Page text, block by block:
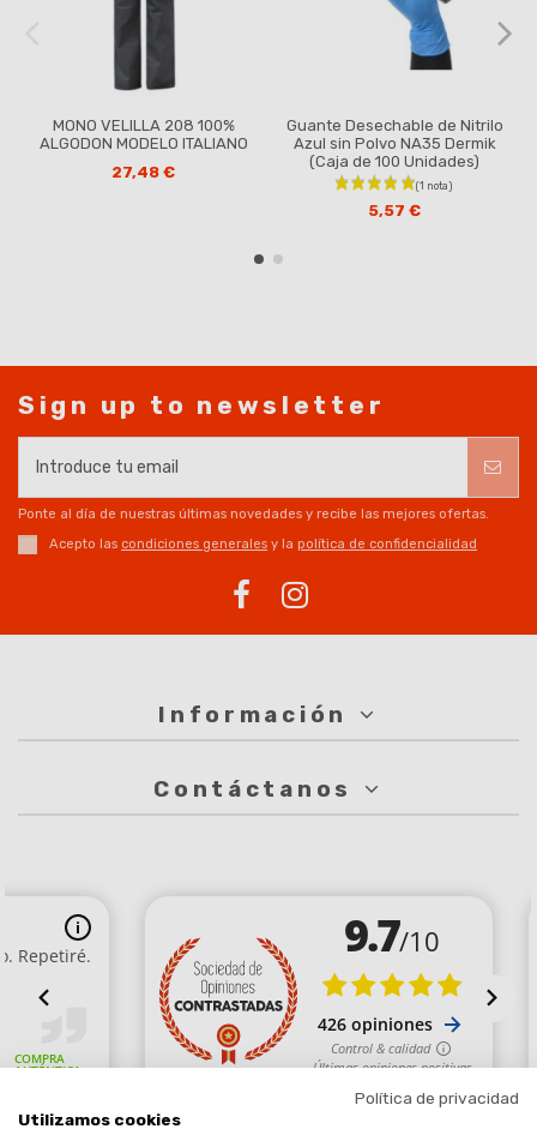
MONO VELILLA 208 100%
ALGODON MODELO ITALIANO
27,48 €
Guante Desechable de Nitrilo
Azul sin Polvo NA35 Dermik
(Caja de 100 Unidades)
5,57 €
Sign up to newsletter
Ponte al día de nuestras últimas novedades y recibe las mejores ofertas.
Acepto las condiciones generales y la política de confidencialidad
Información
Contáctanos
Política de privacidad
Utilizamos cookies